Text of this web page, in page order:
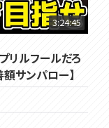
3:24:45
リルフールだろ
サンパロー】